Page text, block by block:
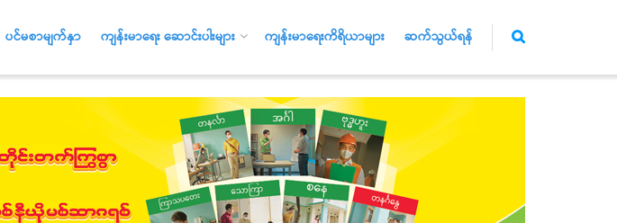
ပင်မစာမျက်နှာ ကျန်းမာရေး ဆောင်းပါးများ ကျန်းမာရေးကိရိယာများ ဆက်သွယ်ရန်